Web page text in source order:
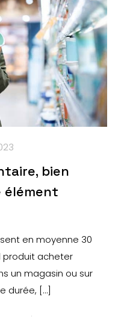
bien
élément
en moyenne 30
produit acheter
un magasin ou sur
durée, […]